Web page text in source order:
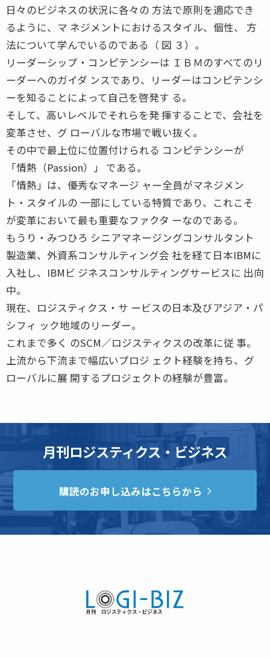
日々のビジネスの状況に各々の 方法で原則を適応でき
るように、マ ネジメントにおけるスタイル、個性、 方
法について学んでいるのである（ 図 ３）。
リーダーシップ・コンピテンシーは ＩＢＭのすべてのリ
ーダーへのガイダ ンスであり、リーダーはコンピテンシ
ーを知ることによって自己を啓発す る。
そして、高いレベルでそれらを発 揮することで、会社を
変革させ、グ ローバルな市場で戦い抜く。
その中で最上位に位置付けられる コンピテンシーが
「情熱（Passion）」 である。
「情熱」は、優秀なマネージ ャー全員がマネジメン
ト・スタイルの 一部にしている特質であり、これこそ
が変革において最も重要なファクタ ーなのである。
もうり・みつひろ シニアマネージングコンサルタント
製造業、外資系コンサルティング会 社を経て日本IBMに
入社し、IBMビ ジネスコンサルティングサービスに 出向
中。
現在、ロジスティクス・サ ービスの日本及びアジア・パ
シフィ ック地域のリーダー。
これまで多く のSCM／ロジスティクスの改革に従 事。
上流から下流まで幅広いプロジ ェクト経験を持ち、グ
ローバルに展 開するプロジェクトの経験が豊富。
月刊ロジスティクス・ビジネス
購読のお申し込みはこちらから